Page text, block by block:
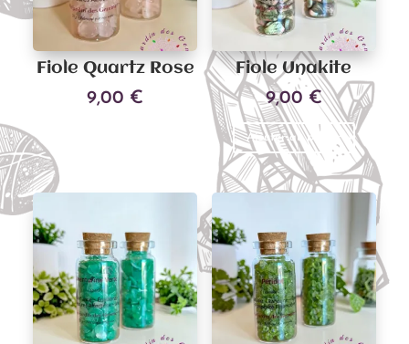
Fiole Quartz Rose
9,00 €
Fiole Unakite
9,00 €
Ajouter au panier